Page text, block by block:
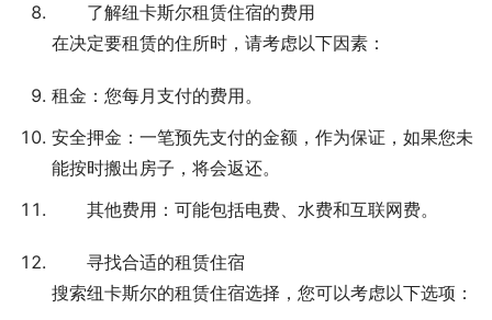
了解纽卡斯尔租赁住宿的费用
在决定要租赁的住所时，请考虑以下因素：
租金：您每月支付的费用。
安全押金：一笔预先支付的金额，作为保证，如果您未
能按时搬出房子，将会返还。
其他费用：可能包括电费、水费和互联网费。
寻找合适的租赁住宿
搜索纽卡斯尔的租赁住宿选择，您可以考虑以下选项：